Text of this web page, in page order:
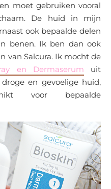
moet gebruiken vooral
De huid in mijn
ook bepaalde delen
benen. Ik ben dan ook
van Salcura. Ik mocht de
en Dermaserum uit
en gevoelige huid,
voor bepaalde